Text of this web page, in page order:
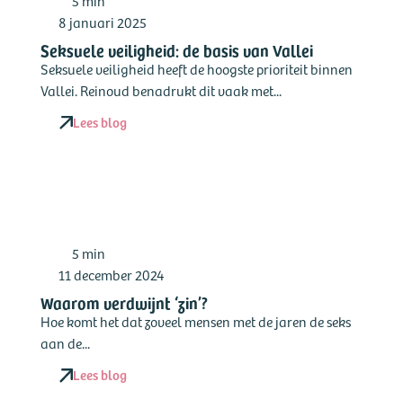
8 januari 2025
Seksuele veiligheid: de basis van Vallei
Seksuele veiligheid heeft de hoogste prioriteit binnen
Vallei. Reinoud benadrukt dit vaak met...
Lees blog
5 min
11 december 2024
Waarom verdwijnt ‘zin’?
Hoe komt het dat zoveel mensen met de jaren de seks
aan de...
Lees blog